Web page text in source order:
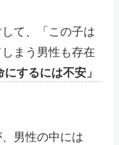
て、「この子は
まう男性も存在
にするには不安」
男性の中には